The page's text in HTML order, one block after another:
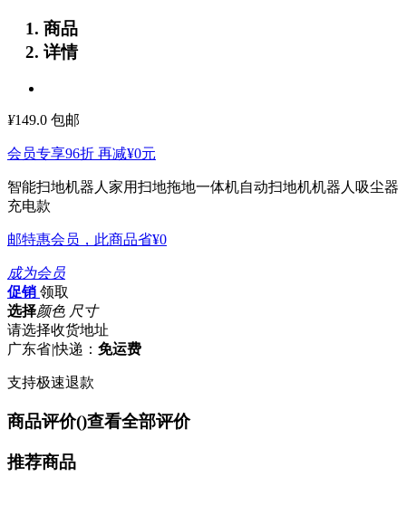
商品
详情
¥149.0 包邮
会员专享96折 再减¥0元
智能扫地机器人家用扫地拖地一体机自动扫地机机器人吸尘器
充电款
邮特惠会员，此商品省¥0
成为会员
促销 领取
选择颜色 尺寸
请选择收货地址
广东省|快递： 免运费
支持极速退款
商品评价()查看全部评价
推荐商品